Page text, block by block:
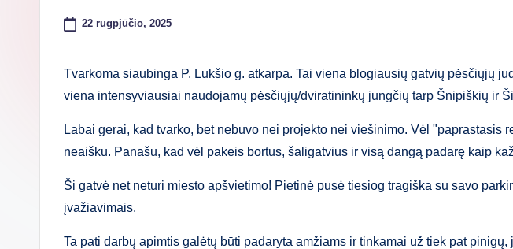
22 rugpjūčio, 2025
Tvarkoma siaubinga P. Lukšio g. atkarpa. Tai viena blogiausių gatvių pėsčiųjų
viena intensyviausiai naudojamų pėsčiųjų/dviratininkų jungčių tarp Šnipiškių ir
Labai gerai, kad tvarko, bet nebuvo nei projekto nei viešinimo. Vėl "paprastasis
neaišku. Panašu, kad vėl pakeis bortus, šaligatvius ir visą dangą padarę kaip
Ši gatvė net neturi miesto apšvietimo! Pietinė pusė tiesiog tragiška su savo
įvažiavimais.
Ta pati darbų apimtis galėtų būti padaryta amžiams ir tinkamai už tiek pat